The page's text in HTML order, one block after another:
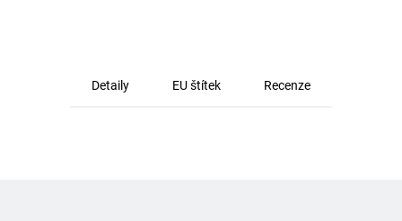
Detaily EU štítek Recenze